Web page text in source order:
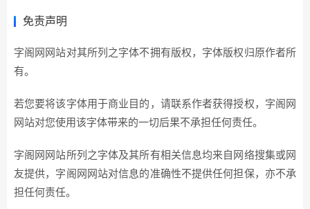
免责声明
字阁网网站对其所列之字体不拥有版权，字体版权归原作者所
有。
若您要将该字体用于商业目的，请联系作者获得授权，字阁网
网站对您使用该字体带来的一切后果不承担任何责任。
字阁网网站所列之字体及其所有相关信息均来自网络搜集或网
友提供，字阁网网站对信息的准确性不提供任何担保，亦不承
担任何责任。